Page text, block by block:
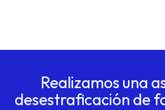
Realizamos una
desestraficación de